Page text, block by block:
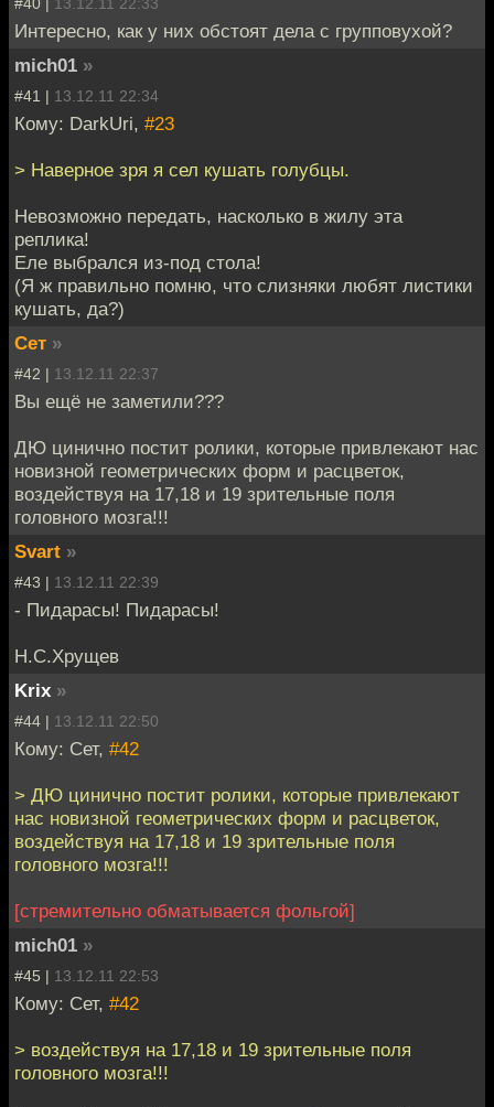
Интересно, как у них обстоят дела с групповухой?
mich01 »
#41 | 13.12.11 22:34
Кому: DarkUri, #23
> Наверное зря я сел кушать голубцы.
Невозможно передать, насколько в жилу эта
реплика!
Еле выбрался из-под стола!
(Я ж правильно помню, что слизняки любят листики
кушать, да?)
Сет »
#42 | 13.12.11 22:37
Вы ещё не заметили???
ДЮ цинично постит ролики, которые привлекают нас
новизной геометрических форм и расцветок,
воздействуя на 17,18 и 19 зрительные поля
головного мозга!!!
Svart »
#43 | 13.12.11 22:39
- Пидарасы! Пидарасы!
Н.С.Хрущев
Krix »
#44 | 13.12.11 22:50
Кому: Сет, #42
> ДЮ цинично постит ролики, которые привлекают
нас новизной геометрических форм и расцветок,
воздействуя на 17,18 и 19 зрительные поля
головного мозга!!!
[стремительно обматывается фольгой]
mich01 »
#45 | 13.12.11 22:53
Кому: Сет, #42
> воздействуя на 17,18 и 19 зрительные поля
головного мозга!!!